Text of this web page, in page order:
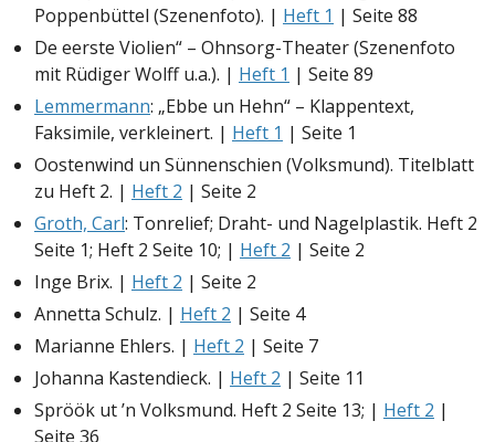
Poppenbüttel (Szenenfoto). | Heft 1 | Seite 88
De eerste Violien“ – Ohnsorg-Theater (Szenenfoto
mit Rüdiger Wolff u.a.). | Heft 1 | Seite 89
Lemmermann: „Ebbe un Hehn“ – Klappentext,
Faksimile, verkleinert. | Heft 1 | Seite 1
Oostenwind un Sünnenschien (Volksmund). Titelblatt
zu Heft 2. | Heft 2 | Seite 2
Groth, Carl: Tonrelief; Draht- und Nagelplastik. Heft 2
Seite 1; Heft 2 Seite 10; | Heft 2 | Seite 2
Inge Brix. | Heft 2 | Seite 2
Annetta Schulz. | Heft 2 | Seite 4
Marianne Ehlers. | Heft 2 | Seite 7
Johanna Kastendieck. | Heft 2 | Seite 11
Spröök ut ’n Volksmund. Heft 2 Seite 13; | Heft 2 |
Seite 36